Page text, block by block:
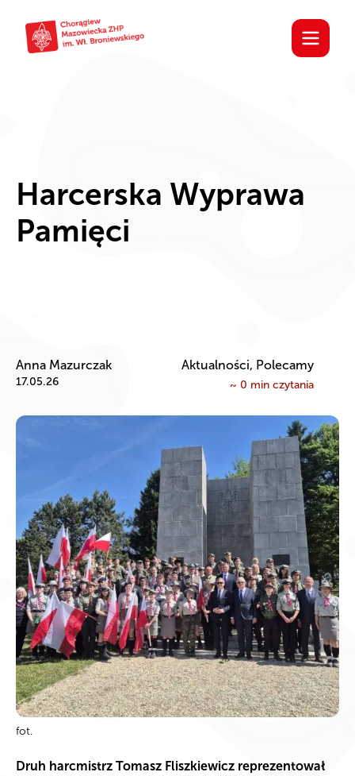
Harcerska Wyprawa
Pamięci
Anna Mazurczak
17.05.26
Aktualności, Polecamy
~ 0 min czytania
fot.
Druh harcmistrz Tomasz Fliszkiewicz reprezentował